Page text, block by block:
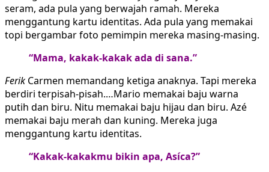
seram, ada pula yang berwajah ramah. Mereka
menggantung kartu identitas. Ada pula yang memakai
topi bergambar foto pemimpin mereka masing-masing.
“Mama, kakak-kakak ada di sana.”
Ferik Carmen memandang ketiga anaknya. Tapi mereka
berdiri terpisah-pisah.…Mario memakai baju warna
putih dan biru. Nitu memakai baju hijau dan biru. Azé
memakai baju merah dan kuning. Mereka juga
menggantung kartu identitas.
“Kakak-kakakmu bikin apa, Asíca?”